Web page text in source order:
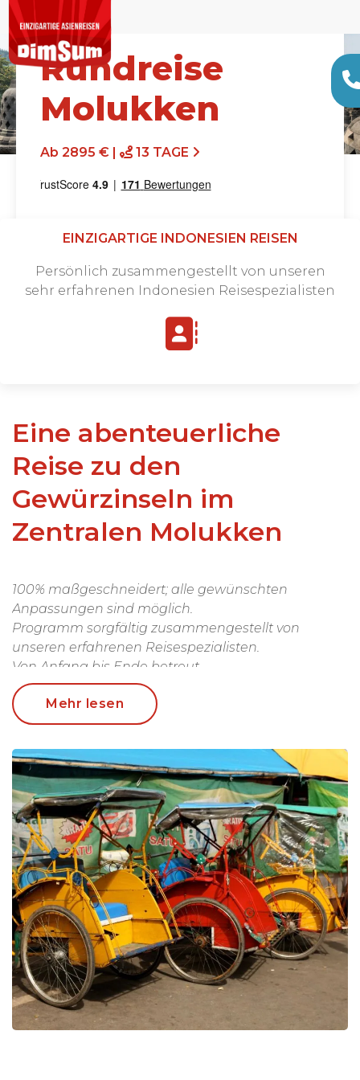
Rundreise
Molukken
Ab 2895 € | 13 TAGE
EINZIGARTIGE INDONESIEN REISEN
Persönlich zusammengestellt von unseren
sehr erfahrenen Indonesien Reisespezialisten
Eine abenteuerliche
Reise zu den
Gewürzinseln im
Zentralen Molukken
100% maßgeschneidert; alle gewünschten
Anpassungen sind möglich.
Programm sorgfältig zusammengestellt von
unseren erfahrenen Reisespezialisten.
Von Anfang bis Ende betreut.
Transport mit privatem Auto und eigenem Fahrer.
Mehrere Bootstouren zur Kombination der Inseln
Ambon - Saparua & Seram.
begleitet, ist ebenfalls inklusive.
Ein wenig Flexibilität benötigt: Tourismus steht hier
noch in den_kinderschuhen.
Ein Eintauchen in die holländische Vergangenheit
und der Besuch einiger alter VOC-Festungen.
Erleben Sie tolle Wanderungen und suchen Sie
nach Vögeln auf Seram.
Lernen Sie den Alifuro-Stamm und den
animistischen Glauben kennen.
Genießen Sie die pure Schönheit der Über- und
Unterwasserwelt.
Verlängerungen am Banda oder den Kei-Inseln
sind möglich.
24/7 Erreichbarkeit vor Ort.
Mehr lesen